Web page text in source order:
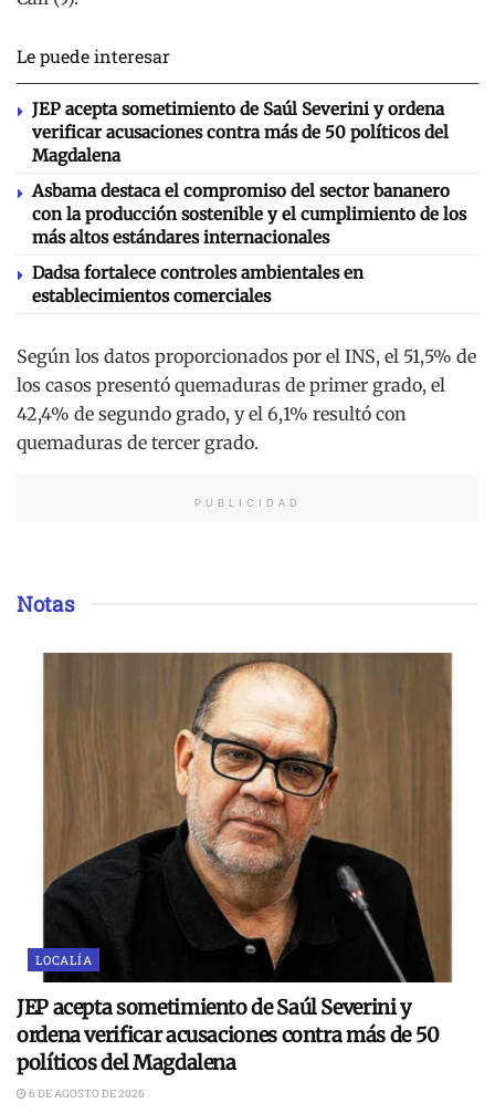
Le puede interesar
JEP acepta sometimiento de Saúl Severini y ordena
verificar acusaciones contra más de 50 políticos del
Magdalena
Asbama destaca el compromiso del sector bananero
con la producción sostenible y el cumplimiento de los
más altos estándares internacionales
Dadsa fortalece controles ambientales en
establecimientos comerciales
Según los datos proporcionados por el INS, el 51,5% de
los casos presentó quemaduras de primer grado, el
42,4% de segundo grado, y el 6,1% resultó con
quemaduras de tercer grado.
PUBLICIDAD
Notas
LOCALÍA
JEP acepta sometimiento de Saúl Severini y
ordena verificar acusaciones contra más de 50
políticos del Magdalena
6 DE AGOSTO DE 2026